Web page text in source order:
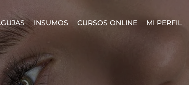
INSUMOS CURSOS ONLINE MI PERFIL